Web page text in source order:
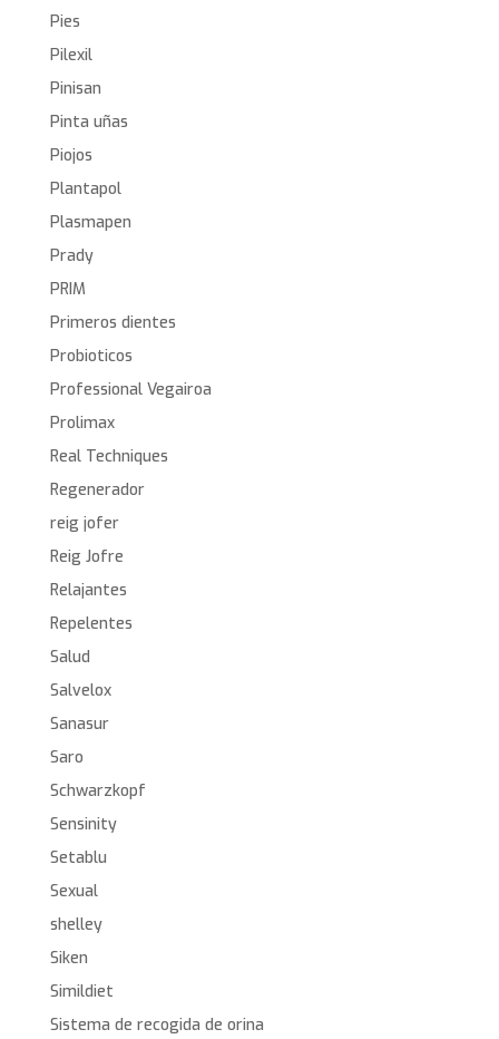
Pies
Pilexil
Pinisan
Pinta uñas
Piojos
Plantapol
Plasmapen
Prady
PRIM
Primeros dientes
Probioticos
Professional Vegairoa
Prolimax
Real Techniques
Regenerador
reig jofer
Reig Jofre
Relajantes
Repelentes
Salud
Salvelox
Sanasur
Saro
Schwarzkopf
Sensinity
Setablu
Sexual
shelley
Siken
Simildiet
Sistema de recogida de orina